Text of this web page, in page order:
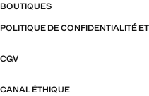
BOUTIQUES
POLITIQUE DE CONFIDENTIALITÉ
CGV
CANAL ÉTHIQUE